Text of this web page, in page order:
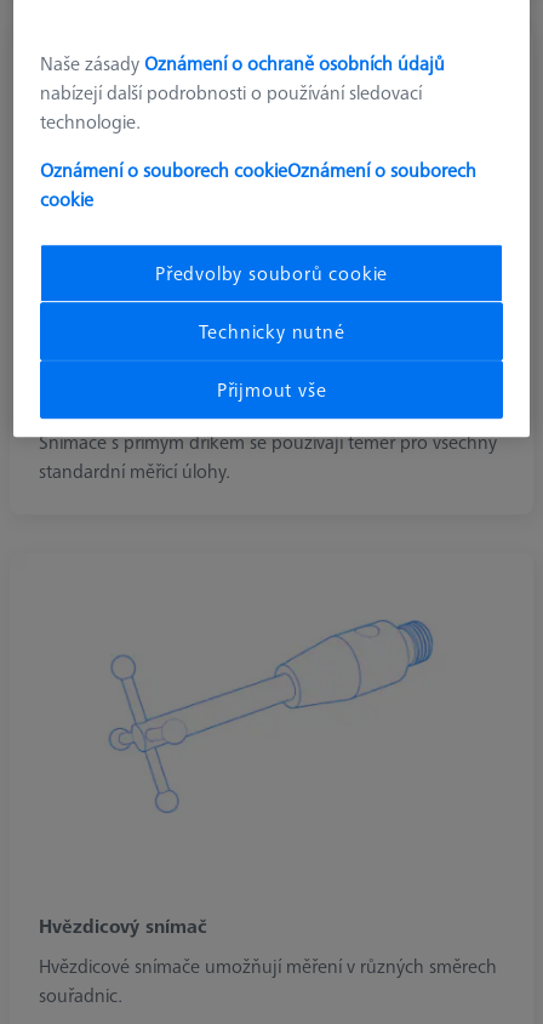
Snímače s přímým dříkem se používají téměř pro všechny
standardní měřicí úlohy.
Hvězdicový snímač
Hvězdicové snímače umožňují měření v různých směrech
souřadnic.
Naše zásadyOznámení o ochraně osobních údajů
nabízejí další podrobnosti o používání sledovací
technologie.
Oznámení o souborech cookieOznámení o souborech
cookie
Předvolby souborů cookie
Technicky nutné
Přijmout vše